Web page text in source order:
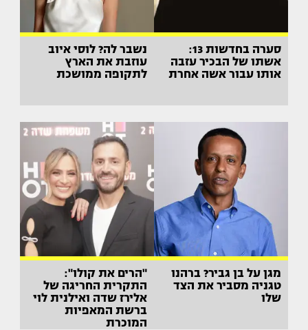
סערה בחדשות 13:
אשתו של הבכיר עזבה
אותו עבור אשה אחרת
נשבר לה? לוסי איוב
עוזבת את הארץ
לתקופה ממושכת
מגן על בן גביר? ברהנו
טגניה מסביר את הצד
שלו
"הרים את קולו":
התקרית החריגה של
אלירז שדה ואילנית לוי
ברשת המאפיות
המוכרת